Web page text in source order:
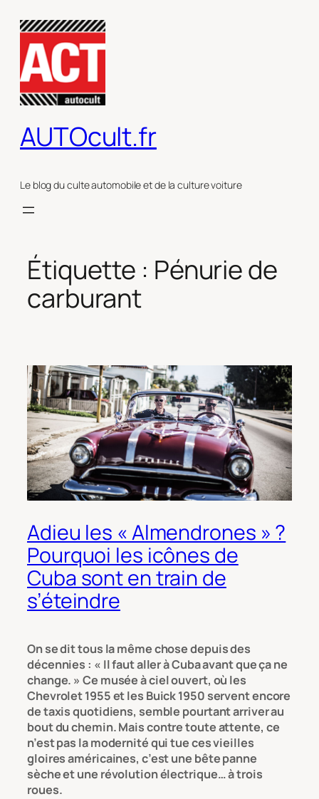
contenu
AUTOcult.fr
Le blog du culte automobile et de la culture voiture
Étiquette : Pénurie de
carburant
Adieu les « Almendrones » ?
Pourquoi les icônes de
Cuba sont en train de
s’éteindre
On se dit tous la même chose depuis des
décennies : « Il faut aller à Cuba avant que ça ne
change. » Ce musée à ciel ouvert, où les
Chevrolet 1955 et les Buick 1950 servent encore
de taxis quotidiens, semble pourtant arriver au
bout du chemin. Mais contre toute attente, ce
n’est pas la modernité qui tue ces vieilles
gloires américaines, c’est une bête panne
sèche et une révolution électrique… à trois
roues.